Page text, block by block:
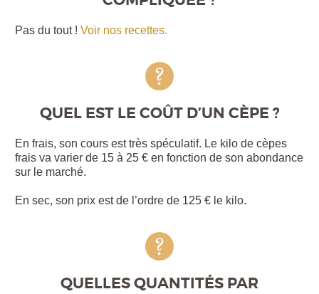
Pas du tout ! Voir nos recettes.
QUEL EST LE COÛT D’UN CÈPE ?
En frais, son cours est très spéculatif. Le kilo de cèpes
frais va varier de 15 à 25 € en fonction de son abondance
sur le marché.
En sec, son prix est de l’ordre de 125 € le kilo.
QUELLES QUANTITÉS PAR